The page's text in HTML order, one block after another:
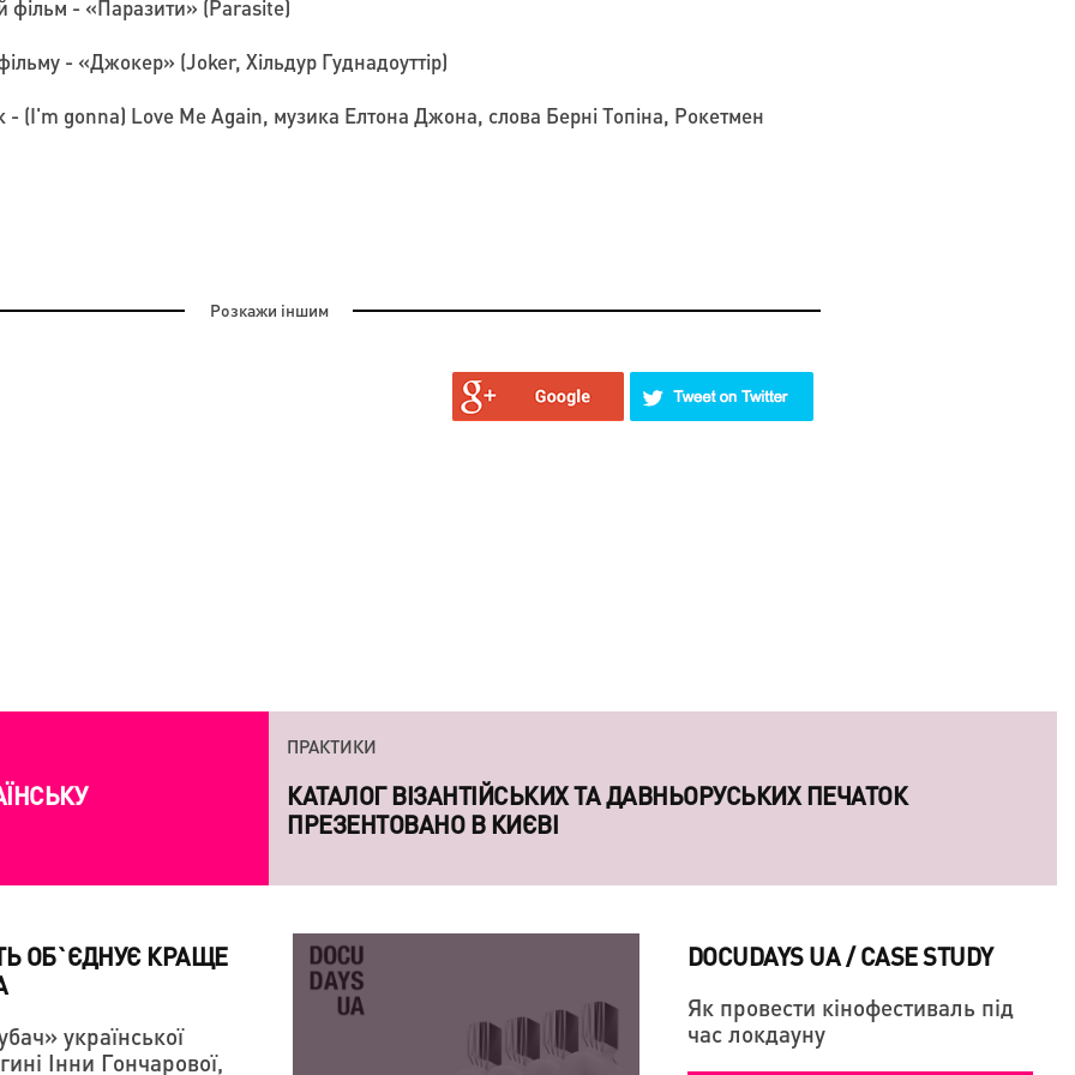
фільм - «Паразити» (Parasite)
- «Джокер» (Joker, Хільдур Гуднадоуттір)
(I'm gonna) Love Me Again, музика Елтона Джона, слова Берні Топіна, Рокетмен
Розкажи іншим
ПРАКТИКИ
КАТАЛОГ ВІЗАНТІЙСЬКИХ ТА ДАВНЬОРУСЬКИХ ПЕЧАТОК
ПРЕЗЕНТОВАНО В КИЄВІ
ОБ`ЄДНУЄ КРАЩЕ
української
Інни Гончарової,
DOCUDAYS UA / CASE STUDY
Як провести кінофестиваль під
час локдауну